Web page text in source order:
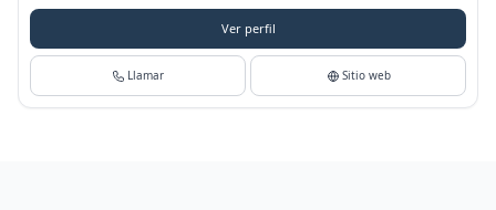
Ver perfil
Llamar Sitio web